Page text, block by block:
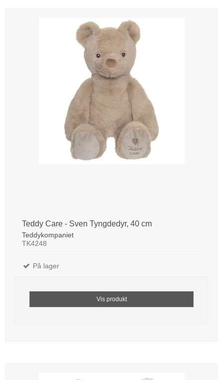
Teddy Care - Sven Tyngdedyr, 40 cm
Teddykompaniet
TK4248
På lager
Vis produkt